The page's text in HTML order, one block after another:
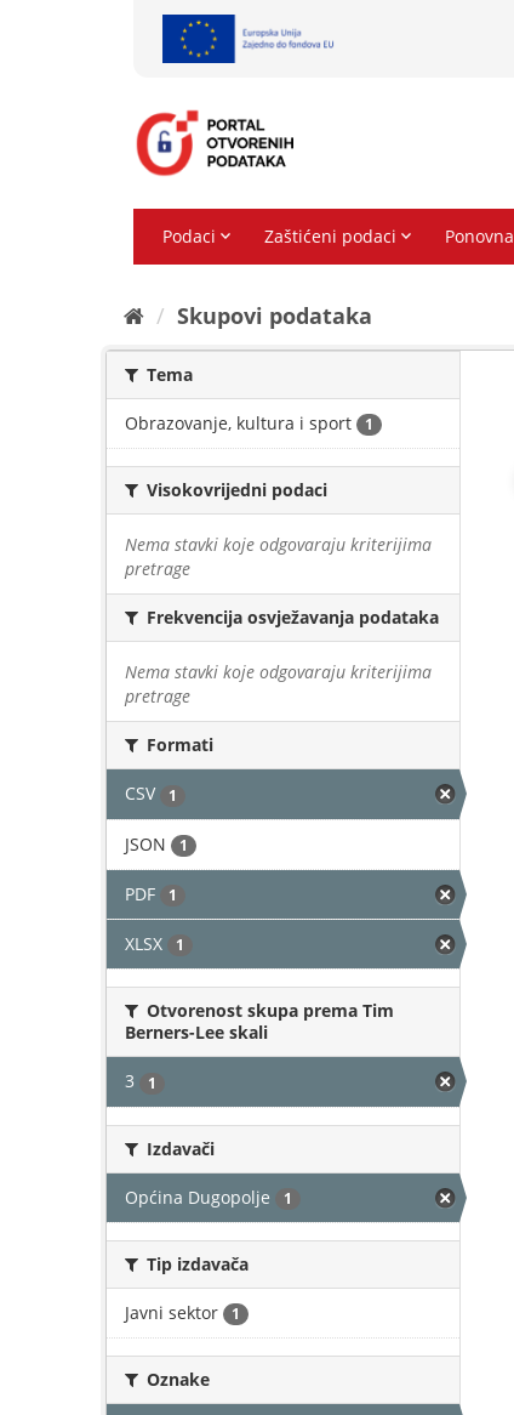
Skupovi podаtаkа
Tema
Obrazovanje, kultura i sport 1
Visokovrijedni podaci
Nema stavki koje odgovaraju kriterijima
pretrage
Frekvencija osvježavanja podataka
Nema stavki koje odgovaraju kriterijima
pretrage
Formati
CSV 1
JSON 1
PDF 1
XLSX 1
Otvorenost skupa prema Tim
Berners-Lee skali
3 1
Izdavači
Općina Dugopolje 1
Tip izdavača
Javni sektor 1
Oznake